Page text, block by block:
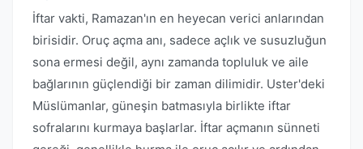
İftar vakti, Ramazan'ın en heyecan verici anlarından
birisidir. Oruç açma anı, sadece açlık ve susuzluğun
sona ermesi değil, aynı zamanda topluluk ve aile
bağlarının güçlendiği bir zaman dilimidir. Uster'deki
Müslümanlar, güneşin batmasıyla birlikte iftar
sofralarını kurmaya başlarlar. İftar açmanın sünneti